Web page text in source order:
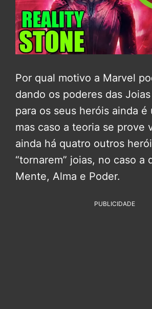
Por qual motivo a Marvel
dando os poderes das
para os seus heróis ainda é
mas caso a teoria se prove
ainda há quatro outros
“tornarem” joias, no caso a
Mente, Alma e Poder.
PUBLICIDADE